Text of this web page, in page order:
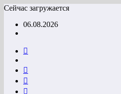
Перейти
содержимому
Сейчас загружается
06.08.2026